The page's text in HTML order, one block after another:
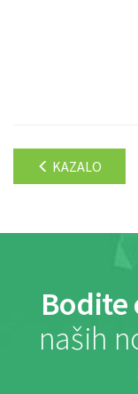
KAZALO
Bodite
naših